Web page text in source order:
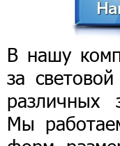
В нашу
за
различных
Мы